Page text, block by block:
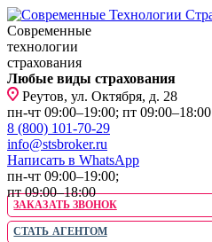
Современные
технологии
страхования
Любые виды страхования
Реутов, ул. Октября, д. 28
пн-чт 09:00–19:00; пт 09:00–18:00
8 (800) 101-70-29
info@stsbroker.ru
Написать в WhatsApp
пн-чт 09:00–19:00;
пт 09:00–18:00
ЗАКАЗАТЬ ЗВОНОК
СТАТЬ АГЕНТОМ